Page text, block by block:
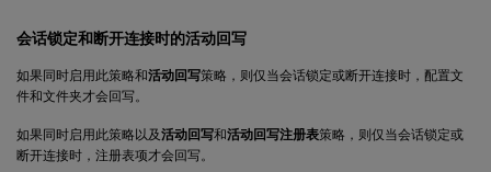
会话锁定和断开连接时的活动回写
如果同时启用此策略和活动回写策略，则仅当会话锁定或断开连接时，配置文
件和文件夹才会回写。
如果同时启用此策略以及活动回写和活动回写注册表策略，则仅当会话锁定或
断开连接时，注册表项才会回写。